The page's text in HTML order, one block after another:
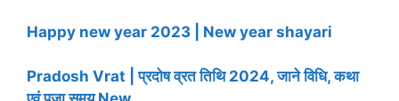
Happy new year 2023 | New year shayari
Pradosh Vrat | प्रदोष व्रत तिथि 2024, जाने विधि, कथा